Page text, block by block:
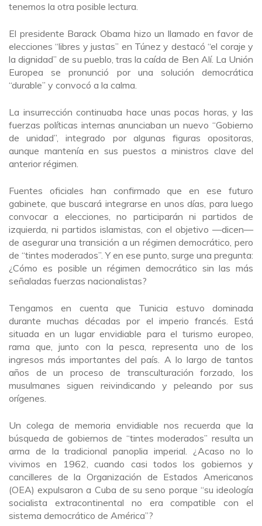
tenemos la otra posible lectura.
El presidente Barack Obama hizo un llamado en favor de
elecciones “libres y justas” en Túnez y destacó “el coraje y
la dignidad” de su pueblo, tras la caída de Ben Alí. La Unión
Europea se pronunció por una solución democrática
“durable” y convocó a la calma.
La insurrección continuaba hace unas pocas horas, y las
fuerzas políticas internas anunciaban un nuevo “Gobierno
de unidad”, integrado por algunas figuras opositoras,
aunque mantenía en sus puestos a ministros clave del
anterior régimen.
Fuentes oficiales han confirmado que en ese futuro
gabinete, que buscará integrarse en unos días, para luego
convocar a elecciones, no participarán ni partidos de
izquierda, ni partidos islamistas, con el objetivo —dicen—
de asegurar una transición a un régimen democrático, pero
de “tintes moderados”. Y en ese punto, surge una pregunta:
¿Cómo es posible un régimen democrático sin las más
señaladas fuerzas nacionalistas?
Tengamos en cuenta que Tunicia estuvo dominada
durante muchas décadas por el imperio francés. Está
situada en un lugar envidiable para el turismo europeo,
rama que, junto con la pesca, representa uno de los
ingresos más importantes del país. A lo largo de tantos
años de un proceso de transculturación forzado, los
musulmanes siguen reivindicando y peleando por sus
orígenes.
Un colega de memoria envidiable nos recuerda que la
búsqueda de gobiernos de “tintes moderados” resulta un
arma de la tradicional panoplia imperial. ¿Acaso no lo
vivimos en 1962, cuando casi todos los gobiernos y
cancilleres de la Organización de Estados Americanos
(OEA) expulsaron a Cuba de su seno porque “su ideología
socialista extracontinental no era compatible con el
sistema democrático de América”?